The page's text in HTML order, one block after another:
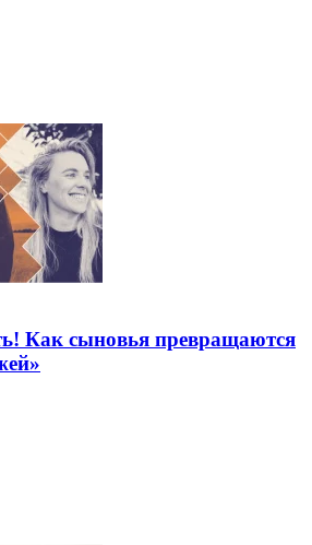
Как сыновья превращаются